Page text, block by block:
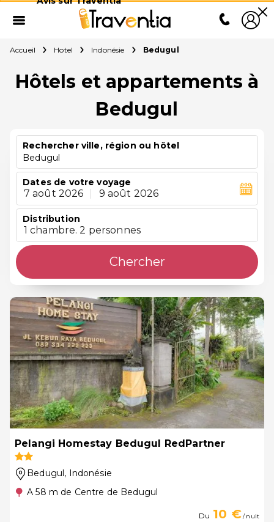
Accueil Hotel Indonésie Bedugul
Hôtels et appartements à
Bedugul
Rechercher ville, région ou hôtel
Bedugul
Dates de votre voyage
7 août 2026 9 août 2026
Distribution
1 chambre. 2 personnes
Chercher
Pelangi Homestay Bedugul RedPartner
Bedugul, Indonésie
A 58 m de Centre de Bedugul
Du 10 €/ nuit